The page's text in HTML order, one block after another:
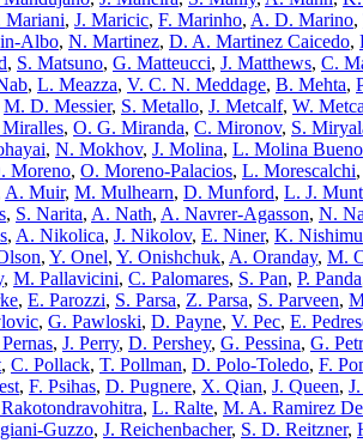
Mariani, J. Maricic, F. Marinho, A. D. Marino,
Albo, N. Martinez, D. A. Martinez Caicedo,
, S. Matsuno, G. Matteucci, J. Matthews, C.
, L. Meazza, V. C. N. Meddage, B. Mehta,
M. D. Messier, S. Metallo, J. Metcalf, W.
, O. G. Miranda, C. Mironov, S.
, N. Mokhov, J. Molina, L. Molina Bueno
Moreno, O. Moreno-Palacios, L. Morescalchi,
A. Muir, M. Mulhearn, D. Munford, L. J.
, S. Narita, A. Nath, A. Navrer-Agasson, N.
, A. Nikolica, J. Nikolov, E. Niner, K.
, Y. Onel, Y. Onishchuk, A. Oranday, M.
, M. Pallavicini, C. Palomares, S. Pan, P. Panda
, E. Parozzi, S. Parsa, Z. Parsa, S. Parveen,
, G. Pawloski, D. Payne, V. Pec, E.
, J. Perry, D. Pershey, G. Pessina, G.
, C. Pollack, T. Pollman, D. Polo-Toledo, F.
, F. Psihas, D. Pugnere, X. Qian, J. Queen,
, L. Ralte, M. A. Ramirez
Guzzo, J. Reichenbacher, S. D. Reitzner,